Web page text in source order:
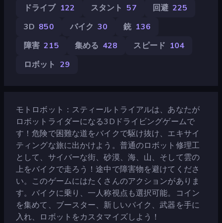
ドライブ 122 スタント 57 回避 225
3D 850 バイク 30 銃 136
障害 215 集める 428 スピード 104
ロボット 29
モトロボット：スティールトライアルは、あなたが
ロボットライダーになる3Dドライビングゲームで
す！危険で困難な道をバイクで駆け抜け、エキサイ
ティングな旅に出かけよう。普通のロボット修理工
として、サイバーな街、砂漠、海、山、そして雲の
上をバイクで走ろう！途中で障害物を避けてくださ
い。このゲームにはたくさんのアクションがありま
す。バイクに乗り、一人称視点も選択可能。コイン
を集めて、ブースター、新しいバイク、武器を手に
入れ、ロボットをカスタマイズしよう！